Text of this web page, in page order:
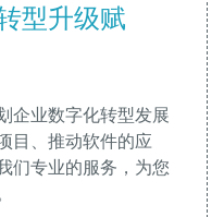
型升级赋
企业数字化转型发展
目、推动软件的应
们专业的服务，为您